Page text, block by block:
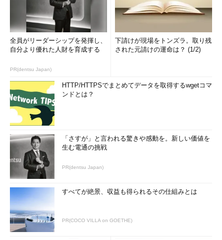
全員がリーダーシップを発揮し、
自分より優れた人財を育成する
PR(dentsu Japan)
下請けが現場をトンズラ。取り残
された元請けの運命は？ (1/2)
HTTP/HTTPSでまとめてデータを取得するwgetコマ
ンドとは？
「さすが」と言われる驚きや感動を。新しい価値を
生む電通の挑戦
PR(dentsu Japan)
すべてが絶景、収益も得られるその仕組みとは
PR(COCO VILLA on GOETHE)